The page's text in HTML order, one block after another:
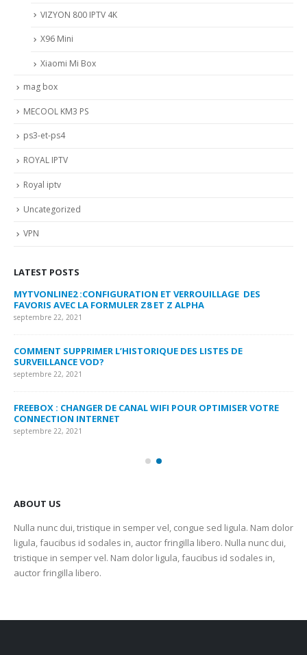
VIZYON 800 IPTV 4K
X96 Mini
Xiaomi Mi Box
mag box
MECOOL KM3 PS
ps3-et-ps4
ROYAL IPTV
Royal iptv
Uncategorized
VPN
LATEST POSTS
MYTVONLINE2 :CONFIGURATION ET VERROUILLAGE DES
FAVORIS AVEC LA FORMULER Z8 ET Z ALPHA
septembre 22, 2021
COMMENT SUPPRIMER L’HISTORIQUE DES LISTES DE
SURVEILLANCE VOD?
septembre 22, 2021
FREEBOX : CHANGER DE CANAL WIFI POUR OPTIMISER VOTRE
CONNECTION INTERNET
septembre 22, 2021
ABOUT US
Nulla nunc dui, tristique in semper vel, congue sed ligula. Nam dolor
ligula, faucibus id sodales in, auctor fringilla libero. Nulla nunc dui,
tristique in semper vel. Nam dolor ligula, faucibus id sodales in,
auctor fringilla libero.